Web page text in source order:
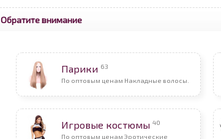
Обратите внимание
Парики 63
По оптовым ценам Накладные волосы.
Игровые костюмы 40
По оптовым ценам Эротические